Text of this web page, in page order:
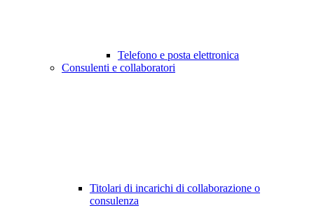
Telefono e posta elettronica
Consulenti e collaboratori
Titolari di incarichi di collaborazione o
consulenza